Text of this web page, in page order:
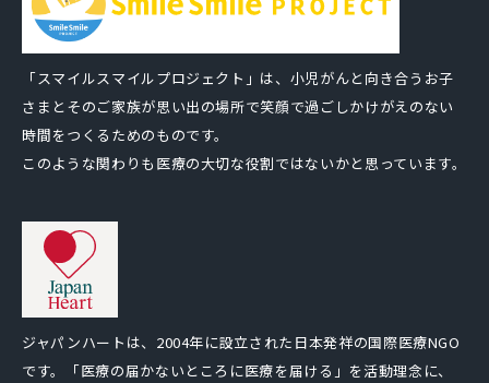
「スマイルスマイルプロジェクト」は、小児がんと向き合うお子
さまとそのご家族が思い出の場所で笑顔で過ごしかけがえのない
時間をつくるためのものです。
このような関わりも医療の大切な役割ではないかと思っています。
ジャパンハートは、2004年に設立された日本発祥の国際医療NGO
です。「医療の届かないところに医療を届ける」を活動理念に、